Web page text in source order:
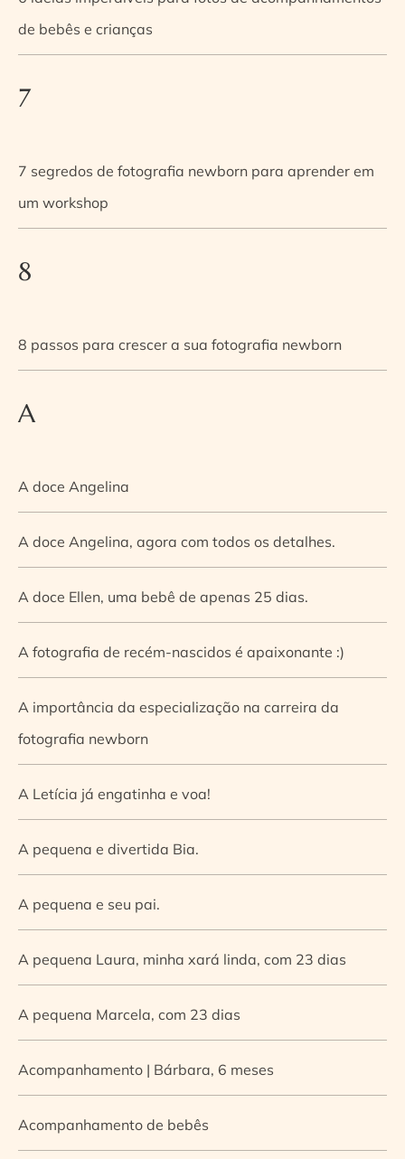
de bebês e crianças
7
7 segredos de fotografia newborn para aprender em
um workshop
8
8 passos para crescer a sua fotografia newborn
A
A doce Angelina
A doce Angelina, agora com todos os detalhes.
A doce Ellen, uma bebê de apenas 25 dias.
A fotografia de recém-nascidos é apaixonante :)
A importância da especialização na carreira da
fotografia newborn
A Letícia já engatinha e voa!
A pequena e divertida Bia.
A pequena e seu pai.
A pequena Laura, minha xará linda, com 23 dias
A pequena Marcela, com 23 dias
Acompanhamento | Bárbara, 6 meses
Acompanhamento de bebês